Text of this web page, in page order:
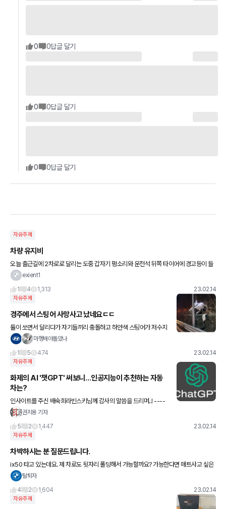
0 0답글 달기
0 0답글 달기
0 0답글 달기
자유주제
차량 유지비
오늘 출근길에 2차로로 달리는 도중 갑자기 펑소리와 운전석 뒤쪽 타이어에 경고등이 들
어오더니 바람이 다 빠지더군요 차를세우고보니 펑크가아니라 찢어졌더라구요 견인을
exient1
1
4 1,313 23.02.14
자유주제
경주에서 스팅어 사망사고 났네요ㄷㄷ
둘이 쏘면서 달리다가 자기들끼리 충돌하고 하얀색 스팅어가 저수지
마행배야돌았나
1
5 474 23.02.14
자유주제
화제의 AI '챗GPT' 써보니…인공지능이 추천하는 자동
차는?
인사이트를 주신 배숙희라빈스키님께 감사의 말씀을 드리며..! ----
최근 공개된 인공지능(AI)에 대한 반응이 뜨겁다. 챗GPT라 불리는
권지용 기자
5
2 1,447 23.02.14
자유주제
차박하시는 분 질문드립니다.
ix50 타고 있는데요. 제 차로도 뒷자리 폴딩해서 가능할까요? 가능한다면 매트사고 싶은
데 어떤 걸 사야되나요? 사이즈는 측정해서 알아서 구매해야 하나요? 질문이 너무 초보라
탈퇴자
4
2 1,604 23.02.14
자유주제